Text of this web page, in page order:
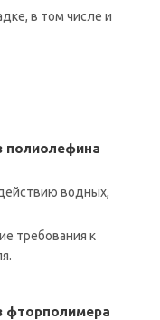
в том числе и
полиолефина
водных,
требования к
фторполимера